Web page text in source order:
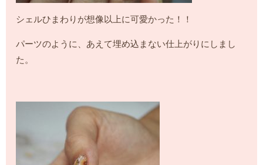
シェルひまわりが想像以上に可愛かった！！
パーツのように、あえて埋め込まない仕上がりにしまし
た。